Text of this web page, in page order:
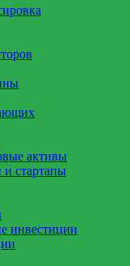
активы
стартапы
инвестиции